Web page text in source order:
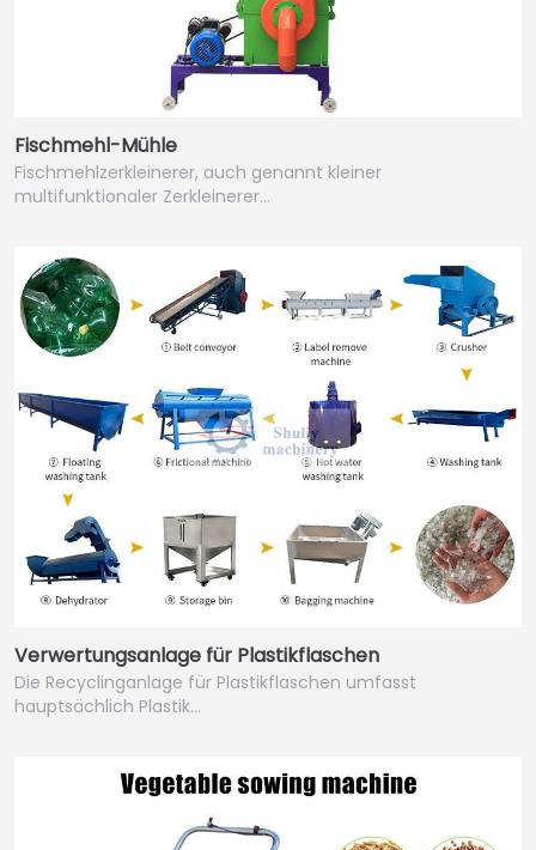
Fischmehl-Mühle
Fischmehlzerkleinerer, auch genannt kleiner
multifunktionaler Zerkleinerer…
Verwertungsanlage für Plastikflaschen
Die Recyclinganlage für Plastikflaschen umfasst
hauptsächlich Plastik…